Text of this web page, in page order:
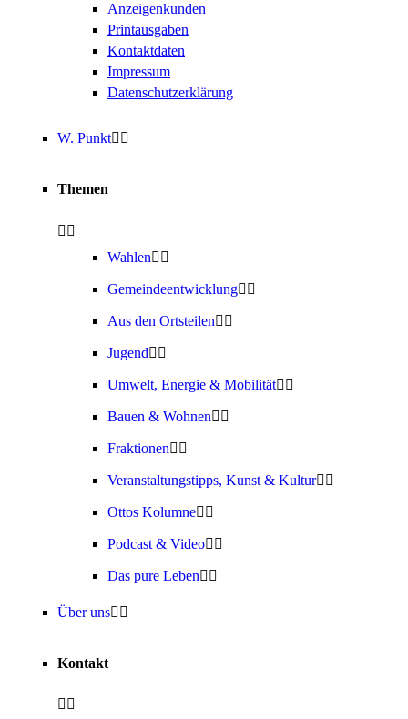
Anzeigenkunden
Printausgaben
Kontaktdaten
Impressum
Datenschutzerklärung
W. Punkt
Themen
Wahlen
Gemeindeentwicklung
Aus den Ortsteilen
Jugend
Umwelt, Energie & Mobilität
Bauen & Wohnen
Fraktionen
Veranstaltungstipps, Kunst & Kultur
Ottos Kolumne
Podcast & Video
Das pure Leben
Über uns
Kontakt